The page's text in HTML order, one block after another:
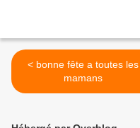
< bonne fête a toutes les
mamans